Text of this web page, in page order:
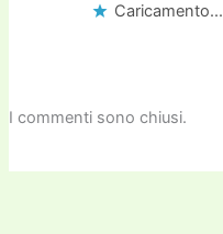
Caricamento...
I commenti sono chiusi.